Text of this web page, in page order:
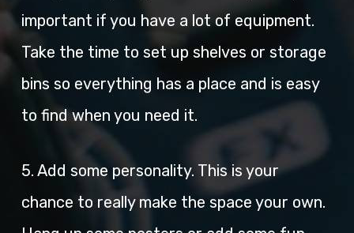
important if you have a lot of equipment.
Take the time to set up shelves or storage
bins so everything has a place and is easy
to find when you need it.
5. Add some personality. This is your
chance to really make the space your own.